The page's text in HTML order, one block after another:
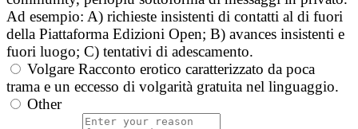
Ad esempio: A) richieste insistenti di contatti al di fuori
della Piattaforma Edizioni Open; B) avances insistenti e
fuori luogo; C) tentativi di adescamento.
Volgare Racconto erotico caratterizzato da poca
trama e un eccesso di volgarità gratuita nel linguaggio.
Other